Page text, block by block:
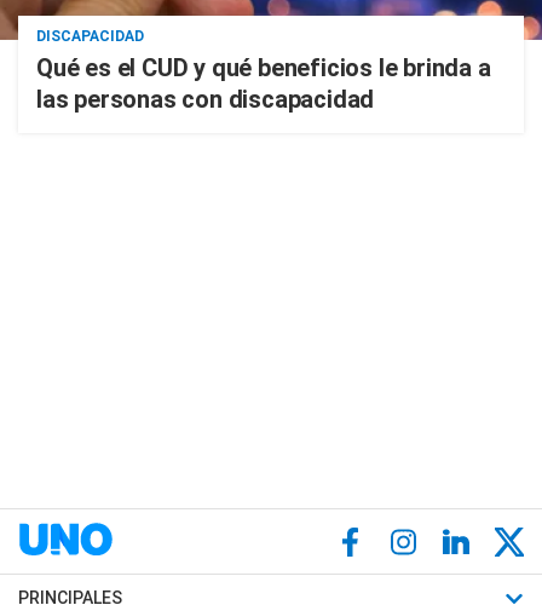
DISCAPACIDAD
Qué es el CUD y qué beneficios le brinda a
las personas con discapacidad
PRINCIPALES